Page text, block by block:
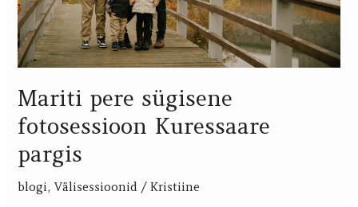
Mariti pere sügisene
fotosessioon Kuressaare
pargis
blogi,Välisessioonid /Kristiine